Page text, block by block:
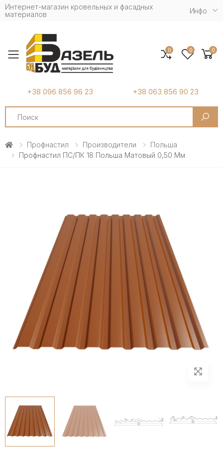
Интернет-магазин кровельных и фасадных
материалов
Инфо
Toggle mobile menu
+38 096 856 96 23 +38 063 856 90 23
Search
0 0 0
Профнастил Производители
Польша
Профнастил ПС/ПК 18 Польша Матовый 0,50 Мм